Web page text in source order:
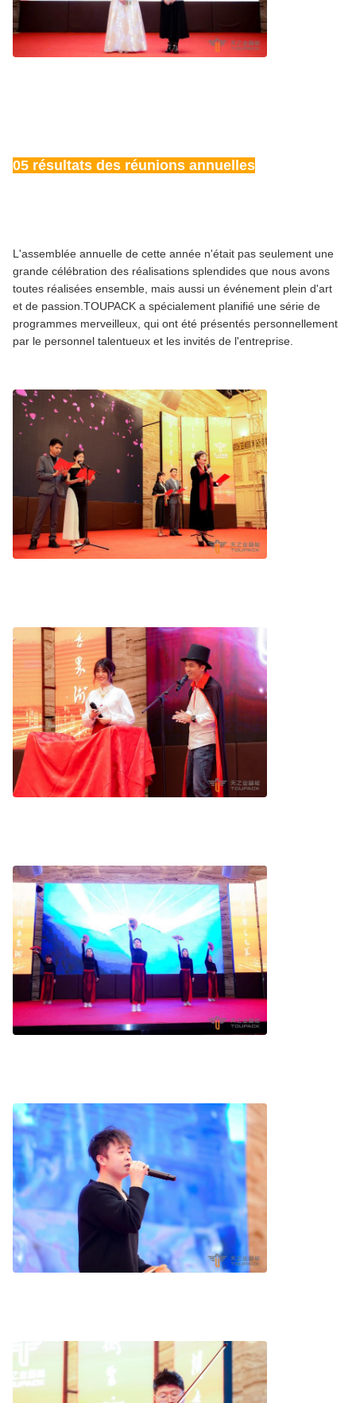
05 résultats des réunions annuelles
L'assemblée annuelle de cette année n'était pas seulement une
grande célébration des réalisations splendides que nous avons
toutes réalisées ensemble, mais aussi un événement plein d'art
et de passion.TOUPACK a spécialement planifié une série de
programmes merveilleux, qui ont été présentés personnellement
par le personnel talentueux et les invités de l'entreprise.